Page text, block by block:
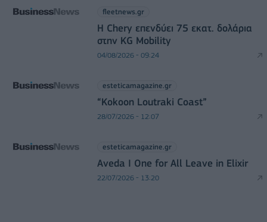
fleetnews.gr
Η Chery επενδύει 75 εκατ. δολάρια
στην KG Mobility
04/08/2026 - 09:24
esteticamagazine.gr
“Kokoon Loutraki Coast”
28/07/2026 - 12:07
esteticamagazine.gr
Aveda I One for All Leave in Elixir
22/07/2026 - 13:20